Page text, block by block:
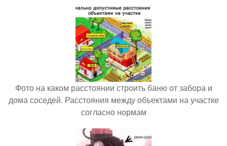
Фото на каком расстоянии строить баню от забора и
дома соседей. Расстояния между объектами на участке
согласно нормам